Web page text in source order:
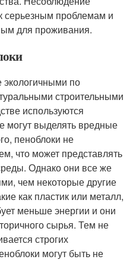
серьезным проблемам и
для проживания.
экологичными по
строительными
используются
могут выделять вредные
пеноблоки не
что может представлять
Однако они все же
чем некоторые другие
как пластик или металл,
меньше энергии и они
сырья. Тем не
строгих
могут быть не